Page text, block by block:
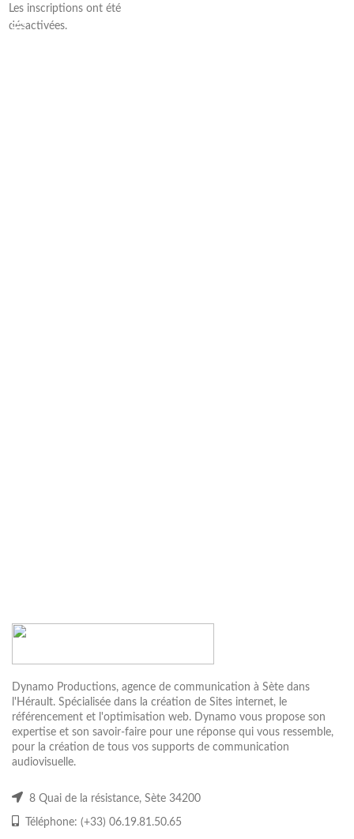
Les inscriptions ont été
désactivées.
Dynamo Productions, agence de communication à Sète dans
l'Hérault. Spécialisée dans la création de Sites internet, le
référencement et l'optimisation web. Dynamo vous propose son
expertise et son savoir-faire pour une réponse qui vous ressemble,
pour la création de tous vos supports de communication
audiovisuelle.
8 Quai de la résistance, Sète 34200
Téléphone: (+33) 06.19.81.50.65